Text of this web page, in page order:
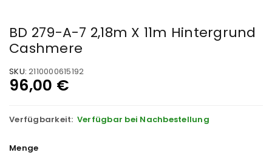
BD 279-A-7 2,18m X 11m Hintergrund
Cashmere
SKU: 2110000615192
96,00 €
Verfügbarkeit: Verfügbar bei Nachbestellung
Menge